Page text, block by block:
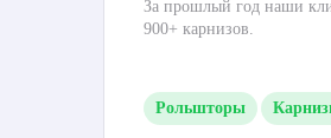
За прошлый год наши
900+ карнизов.
Рольшторы